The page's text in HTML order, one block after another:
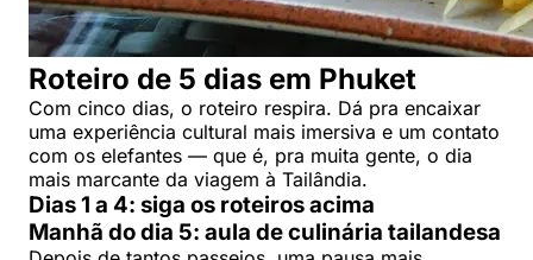
Roteiro de 5 dias em Phuket
Com cinco dias, o roteiro respira. Dá pra encaixar
uma experiência cultural mais imersiva e um contato
com os elefantes — que é, pra muita gente, o dia
mais marcante da viagem à Tailândia.
Dias 1 a 4: siga os roteiros acima
Manhã do dia 5: aula de culinária tailandesa